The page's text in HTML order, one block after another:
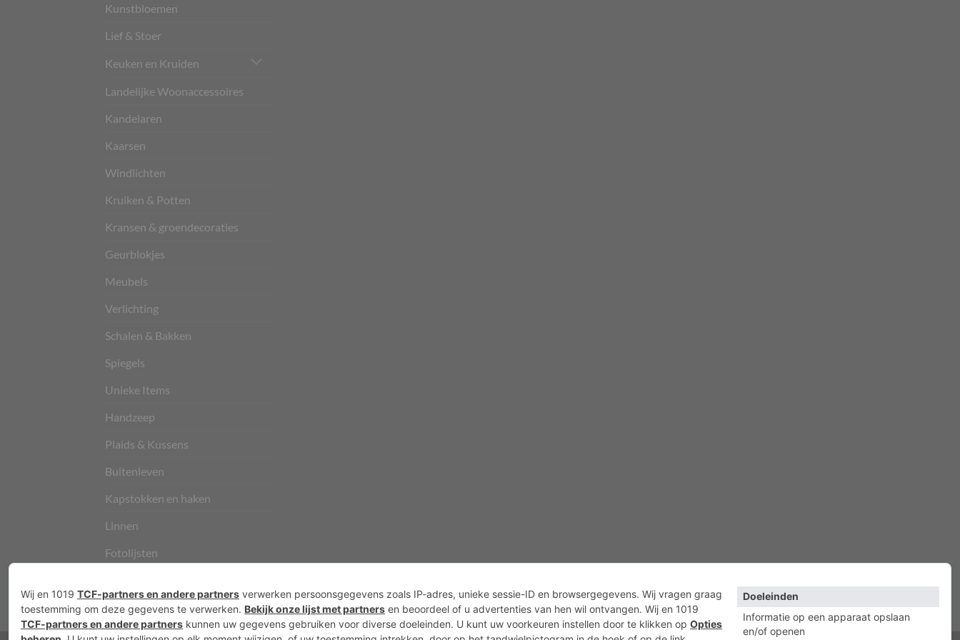
Kunstbloemen
Lief & Stoer
Keuken en Kruiden
Landelijke Woonaccessoires
Kandelaren
Kaarsen
Windlichten
Kruiken & Potten
Kransen & groendecoraties
Geurblokjes
Meubels
Verlichting
Schalen & Bakken
Spiegels
Unieke Items
Handzeep
Plaids & Kussens
Buitenleven
Kapstokken en haken
Linnen
Fotolijsten